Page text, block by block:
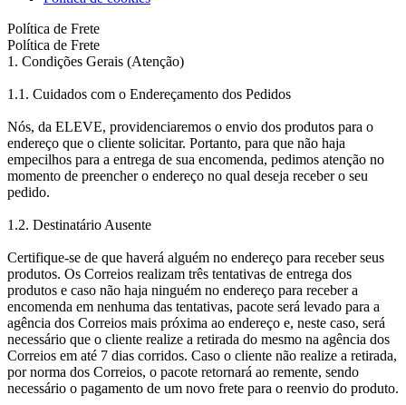
Política de Frete
Política de Frete
1. Condições Gerais (Atenção)
1.1. Cuidados com o Endereçamento dos Pedidos
Nós, da ELEVE, providenciaremos o envio dos produtos para o
endereço que o cliente solicitar. Portanto, para que não haja
empecilhos para a entrega de sua encomenda, pedimos atenção no
momento de preencher o endereço no qual deseja receber o seu
pedido.
1.2. Destinatário Ausente
Certifique-se de que haverá alguém no endereço para receber seus
produtos. Os Correios realizam três tentativas de entrega dos
produtos e caso não haja ninguém no endereço para receber a
encomenda em nenhuma das tentativas, pacote será levado para a
agência dos Correios mais próxima ao endereço e, neste caso, será
necessário que o cliente realize a retirada do mesmo na agência dos
Correios em até 7 dias corridos. Caso o cliente não realize a retirada,
por norma dos Correios, o pacote retornará ao remente, sendo
necessário o pagamento de um novo frete para o reenvio do produto.